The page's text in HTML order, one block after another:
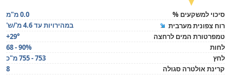
סיכוי למשקעים %
0.0 מ"מ
רוח צפונית מערבית
במהירויות עד 4.6 מ'/ש'
טמפרטורת המים לרחצה
+29°
לחות
68 - 90%
לחץ
753 - 755 מ"כ
קרינת אולטרה סגולה
8